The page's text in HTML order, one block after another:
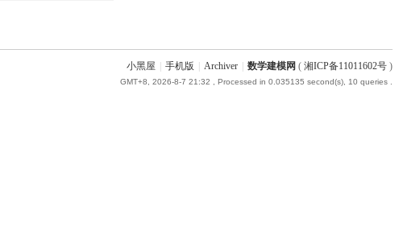
小黑屋 手机版 Archiver 数学建模网 ( 湘ICP备11011602号)
GMT+8, 2026-8-7 21:32 , Processed in 0.035135 second(s), 10 queries .